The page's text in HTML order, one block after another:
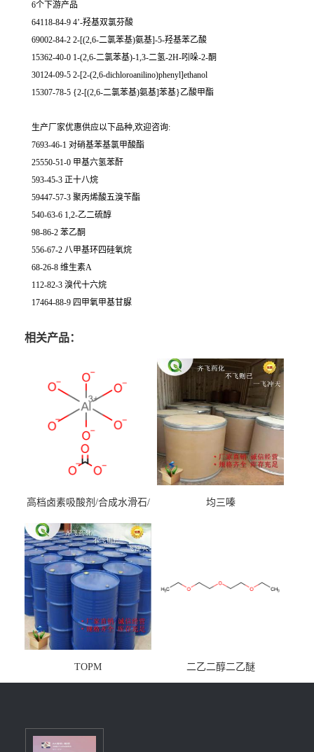
6个下游产品
64118-84-9 4’-羟基双氯芬酸
69002-84-2 2-[(2,6-二氯苯基)氨基]-5-羟基苯乙酸
15362-40-0 1-(2,6-二氯苯基)-1,3-二氢-2H-吲哚-2-酮
30124-09-5 2-[2-(2,6-dichloroanilino)phenyl]ethanol
15307-78-5 {2-[(2,6-二氯苯基)氨基]苯基}乙酸甲酯
生产厂家优惠供应以下品种,欢迎咨询:
7693-46-1 对硝基苯基氯甲酸酯
25550-51-0 甲基六氢苯酐
593-45-3 正十八烷
59447-57-3 聚丙烯酸五溴苄酯
540-63-6 1,2-乙二硫醇
98-86-2 苯乙酮
556-67-2 八甲基环四硅氧烷
68-26-8 维生素A
112-82-3 溴代十六烷
17464-88-9 四甲氧甲基甘脲
相关产品：
高档卤素吸酸剂/合成水滑石/
均三嗪
TOPM 二乙二醇二乙醚